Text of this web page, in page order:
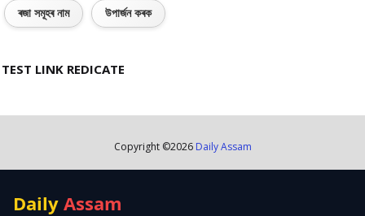
ৰজা সমূহৰ নাম উপাৰ্জন কৰক
TEST LINK REDICATE
Copyright ©2026 Daily Assam
Daily Assam